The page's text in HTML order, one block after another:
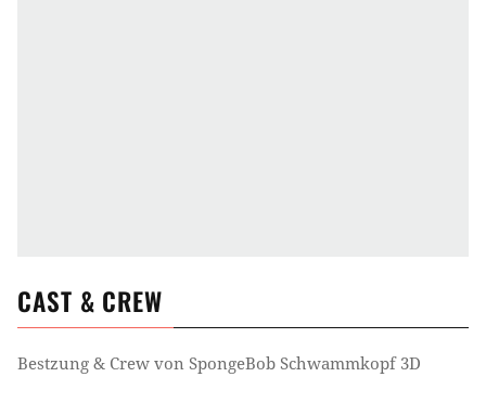
CAST & CREW
Bestzung & Crew von SpongeBob Schwammkopf 3D